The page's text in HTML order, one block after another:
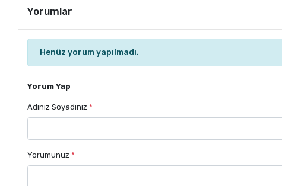
Yorumlar
Henüz yorum yapılmadı.
Yorum Yap
Adınız Soyadınız*
Yorumunuz*